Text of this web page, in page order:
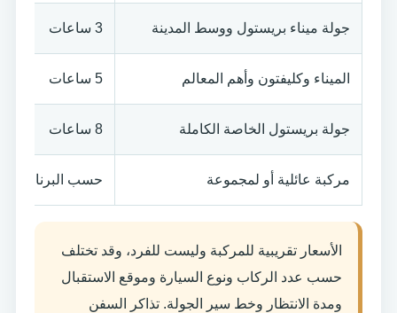
جولة ميناء بريستول ووسط المدينة 3 ساعات
الميناء وكليفتون وأهم المعالم 5 ساعات
جولة بريستول الخاصة الكاملة 8 ساعات
مركبة عائلية أو لمجموعة حسب البرنامج
الأسعار تقريبية للمركبة وليست للفرد، وقد تختلف
حسب عدد الركاب ونوع السيارة وموقع الاستقبال
ومدة الانتظار وخط سير الجولة. تذاكر السفن